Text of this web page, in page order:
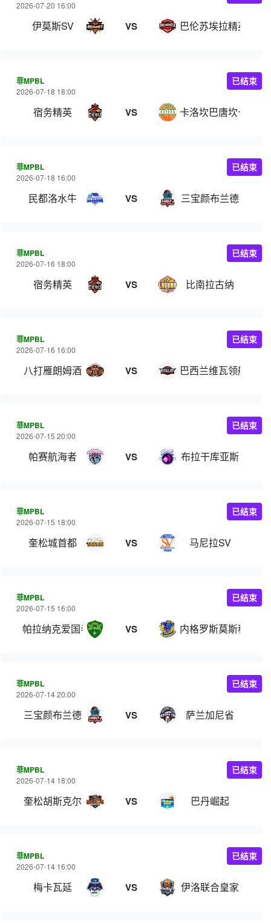
2026-07-20 16:00
伊莫斯SV VS 巴伦苏埃拉精英
菲MPBL
2026-07-18 18:00
宿务精英 VS 卡洛坎巴唐坎卡洛
已结束
菲MPBL
2026-07-18 16:00
民都洛水牛 VS 三宝颜布兰德
已结束
菲MPBL
2026-07-16 18:00
宿务精英 VS 比南拉古纳
已结束
菲MPBL
2026-07-16 16:00
八打雁朗姆酒 VS 巴西兰维瓦领航
已结束
菲MPBL
2026-07-15 20:00
帕赛航海者 VS 布拉干库亚斯
已结束
菲MPBL
2026-07-15 18:00
奎松城首都 VS 马尼拉SV
已结束
菲MPBL
2026-07-15 16:00
帕拉纳克爱国者 VS 内格罗斯莫斯科瓦多
已结束
菲MPBL
2026-07-14 20:00
三宝颜布兰德 VS 萨兰加尼省
已结束
菲MPBL
2026-07-14 18:00
奎松胡斯克尔 VS 巴丹崛起
已结束
菲MPBL
2026-07-14 16:00
梅卡瓦延 VS 伊洛联合皇家
已结束